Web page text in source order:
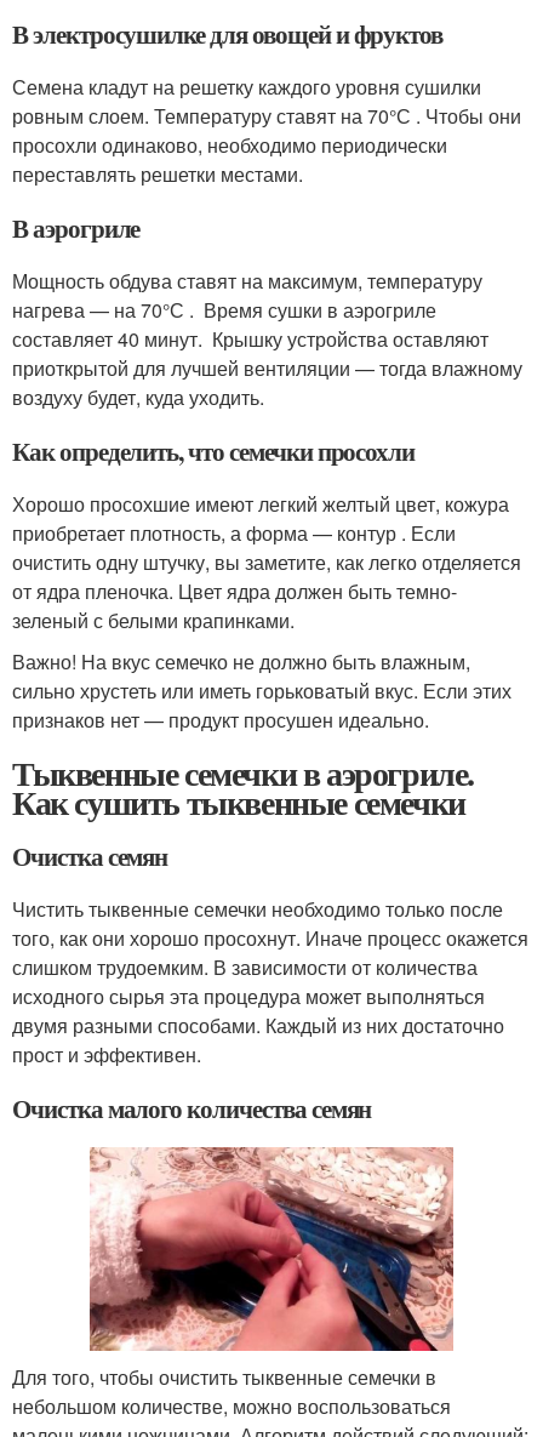
В электросушилке для овощей и фруктов
Семена кладут на решетку каждого уровня сушилки
ровным слоем. Температуру ставят на 70°С . Чтобы они
просохли одинаково, необходимо периодически
переставлять решетки местами.
В аэрогриле
Мощность обдува ставят на максимум, температуру
нагрева — на 70°С . Время сушки в аэрогриле
составляет 40 минут. Крышку устройства оставляют
приоткрытой для лучшей вентиляции — тогда влажному
воздуху будет, куда уходить.
Как определить, что семечки просохли
Хорошо просохшие имеют легкий желтый цвет, кожура
приобретает плотность, а форма — контур . Если
очистить одну штучку, вы заметите, как легко отделяется
от ядра пленочка. Цвет ядра должен быть темно-
зеленый с белыми крапинками.
Важно! На вкус семечко не должно быть влажным,
сильно хрустеть или иметь горьковатый вкус. Если этих
признаков нет — продукт просушен идеально.
Тыквенные семечки в аэрогриле.
Как сушить тыквенные семечки
Очистка семян
Чистить тыквенные семечки необходимо только после
того, как они хорошо просохнут. Иначе процесс окажется
слишком трудоемким. В зависимости от количества
исходного сырья эта процедура может выполняться
двумя разными способами. Каждый из них достаточно
прост и эффективен.
Очистка малого количества семян
Для того, чтобы очистить тыквенные семечки в
небольшом количестве, можно воспользоваться